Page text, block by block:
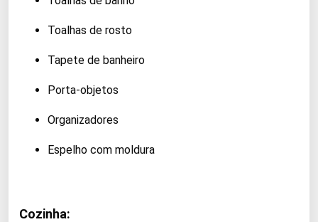
Toalhas de rosto
Tapete de banheiro
Porta-objetos
Organizadores
Espelho com moldura
Cozinha: